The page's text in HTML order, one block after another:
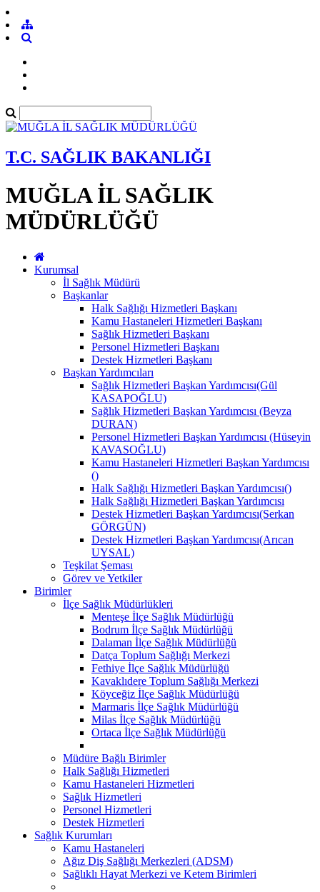
T.C. SAĞLIK BAKANLIĞI
MUĞLA İL SAĞLIK
MÜDÜRLÜĞÜ
Kurumsal
İl Sağlık Müdürü
Başkanlar
Halk Sağlığı Hizmetleri Başkanı
Kamu Hastaneleri Hizmetleri Başkanı
Sağlık Hizmetleri Başkanı
Personel Hizmetleri Başkanı
Destek Hizmetleri Başkanı
Başkan Yardımcıları
Sağlık Hizmetleri Başkan Yardımcısı(Gül
KASAPOĞLU)
Sağlık Hizmetleri Başkan Yardımcısı (Beyza
DURAN)
Personel Hizmetleri Başkan Yardımcısı (Hüseyin
KAVASOĞLU)
Kamu Hastaneleri Hizmetleri Başkan Yardımcısı
()
Halk Sağlığı Hizmetleri Başkan Yardımcısı()
Halk Sağlığı Hizmetleri Başkan Yardımcısı
Destek Hizmetleri Başkan Yardımcısı(Serkan
GÖRGÜN)
Destek Hizmetleri Başkan Yardımcısı(Arıcan
UYSAL)
Teşkilat Şeması
Görev ve Yetkiler
Birimler
İlçe Sağlık Müdürlükleri
Menteşe İlçe Sağlık Müdürlüğü
Bodrum İlçe Sağlık Müdürlüğü
Dalaman İlçe Sağlık Müdürlüğü
Datça Toplum Sağlığı Merkezi
Fethiye İlçe Sağlık Müdürlüğü
Kavaklıdere Toplum Sağlığı Merkezi
Köyceğiz İlçe Sağlık Müdürlüğü
Marmaris İlçe Sağlık Müdürlüğü
Milas İlçe Sağlık Müdürlüğü
Ortaca İlçe Sağlık Müdürlüğü
Müdüre Bağlı Birimler
Halk Sağlığı Hizmetleri
Kamu Hastaneleri Hizmetleri
Sağlık Hizmetleri
Personel Hizmetleri
Destek Hizmetleri
Sağlık Kurumları
Kamu Hastaneleri
Ağız Diş Sağlığı Merkezleri (ADSM)
Sağlıklı Hayat Merkezi ve Ketem Birimleri